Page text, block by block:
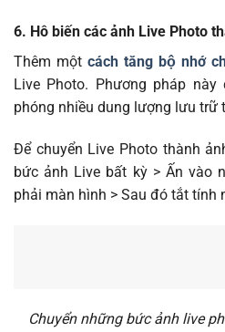
6. Hô biến các ảnh Live Photo
Thêm một cách tăng bộ nhớ
Live Photo. Phương pháp
phóng nhiều dung lượng lưu trữ
Để chuyển Live Photo thành
bức ảnh Live bất kỳ > Ấn vào
phải màn hình > Sau đó tắt tính
Chuyển những bức ảnh live